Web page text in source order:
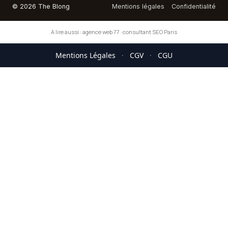
© 2026 The Blong Mentions légales Confidentialité
A lire aussi : agence web 77 ·consultant SEO Paris
Mentions Légales · CGV · CGU